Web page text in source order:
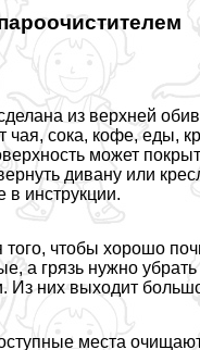
из верхней
чая, сока, кофе, еды,
может
дивану или
в инструкции.
чтобы хорошо
а грязь нужно
Из них выходит
места